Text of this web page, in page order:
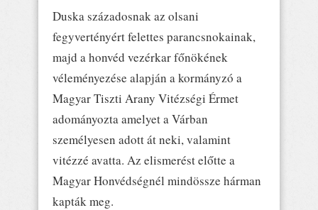
Duska századosnak az olsani
fegyvertényért felettes parancsnokainak,
majd a honvéd vezérkar főnökének
véleményezése alapján a kormányzó a
Magyar Tiszti Arany Vitézségi Érmet
adományozta amelyet a Várban
személyesen adott át neki, valamint
vitézzé avatta. Az elismerést előtte a
Magyar Honvédségnél mindössze hárman
kapták meg.